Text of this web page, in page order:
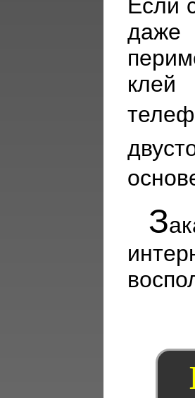
Если
даже
З